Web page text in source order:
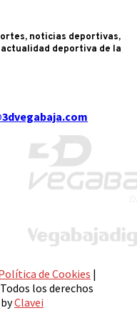
noticias deportivas,
deportiva de la
de Cookies |
los derechos
Clavei